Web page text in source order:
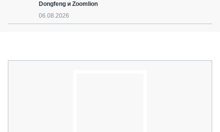
Dongfeng и Zoomlion
06.08.2026